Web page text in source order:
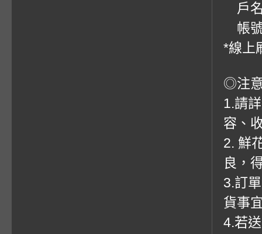
戶
帳
*線上
◎注
1.請
容、
2. 鮮
良，
3.訂
貨事
4.若